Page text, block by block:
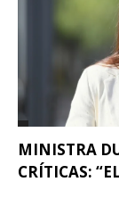
MINISTRA
CRÍTICAS: